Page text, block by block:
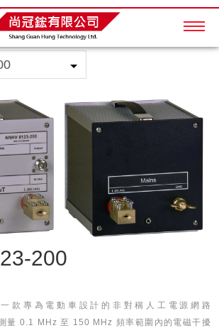
200
款專為電動車設計的非對稱人工電源網路
量 0.1 MHz 至 150 MHz 頻率範圍內的電磁干擾